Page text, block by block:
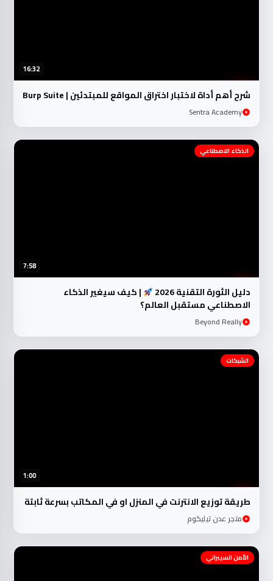
16:32
شرح أهم أداة لاختبار اختراق المواقع للمبتدئين | Burp Suite
Sentra Academy
7:58
الذكاء الاصطناعي
دليل الثورة التقنية 2026
| كيف سيغير الذكاء
الاصطناعي مستقبل العالم؟
Beyond Really
1:00
الشبكات
طريقة توزيع الانترنت في المنزل او في المكاتب بسرعة ثابتة
متجر عدن تيليكوم
الأمن السيبراني